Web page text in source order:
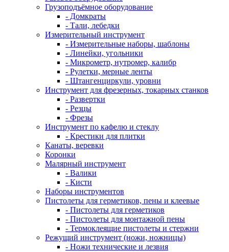
Грузоподъёмное оборудование
- Домкраты
- Тали, лебедки
Измерительный инструмент
- Измерительные наборы, шаблоны
- Линейки, угольники
- Микрометр, нутромер, калибр
- Рулетки, мерные ленты
- Штангенциркули, уровни
Инструмент для фрезерных, токарных станков
- Развертки
- Резцы
- Фрезы
Инструмент по кафелю и стеклу
- Крестики для плитки
Канаты, веревки
Коронки
Малярный инструмент
- Валики
- Кисти
Наборы инструментов
Пистолеты для герметиков, пены и клеевые
- Пистолеты для герметиков
- Пистолеты для монтажной пены
- Термоклеящие пистолеты и стержни
Режущий инструмент (ножи, ножницы)
- Ножи технические и лезвия